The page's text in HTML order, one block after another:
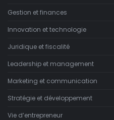
Gestion et finances
Innovation et technologie
Juridique et fiscalité
Leadership et management
Marketing et communication
Stratégie et développement
Vie d’entrepreneur